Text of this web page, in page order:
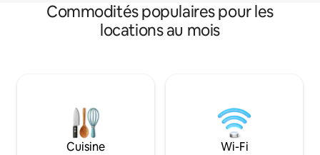
Commodités populaires pour les
locations au mois
Cuisine Wi-Fi